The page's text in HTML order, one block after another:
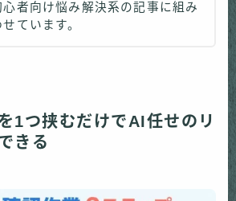
心者向け悩み解決系の記事に組み
ています。
1つ挟むだけでAI任せのリ
きる